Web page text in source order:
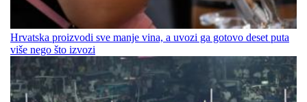
Hrvatska proizvodi sve manje vina, a uvozi ga gotovo deset puta
više nego što izvozi